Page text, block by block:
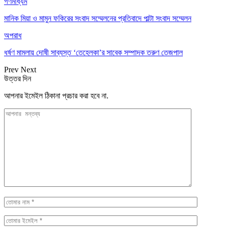
মানিক মিয়া ও মামুন ফকিরের সংবাদ সম্মেলনের প্রতিবাদে পাল্টা সংবাদ সম্মেলন
অপরাধ
ধর্ষণ মামলায় দোষী সাব্যস্ত ‘তেহেলকা’র সাবেক সম্পাদক তরুণ তেজপাল
Prev Next
উত্তর দিন
আপনার ইমেইল ঠিকানা প্রচার করা হবে না.